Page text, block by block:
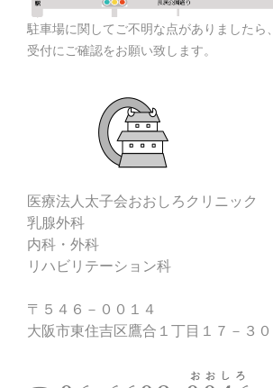
駐車場に関してご不明な点がありましたら、
受付にご確認をお願い致します。
医療法人太子会おおしろクリニック
乳腺外科
内科・外科
リハビリテーション科
〒５４６－００１４
大阪市東住吉区鷹合１丁目１７－３０